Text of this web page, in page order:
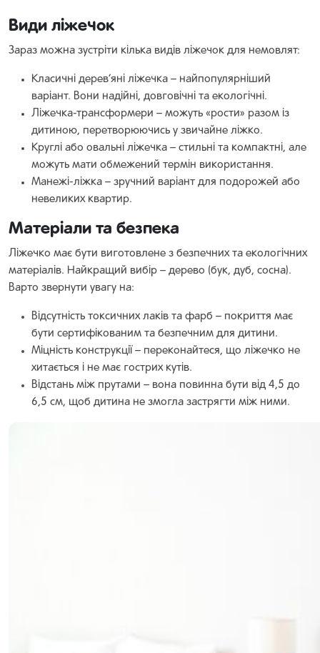
Види ліжечок
Зараз можна зустріти кілька видів ліжечок для немовлят:
Класичні дерев’яні ліжечка – найпопулярніший
варіант. Вони надійні, довговічні та екологічні.
Ліжечка-трансформери – можуть «рости» разом із
дитиною, перетворюючись у звичайне ліжко.
Круглі або овальні ліжечка – стильні та компактні, але
можуть мати обмежений термін використання.
Манежі-ліжка – зручний варіант для подорожей або
невеликих квартир.
Матеріали та безпека
Ліжечко має бути виготовлене з безпечних та екологічних
матеріалів. Найкращий вибір – дерево (бук, дуб, сосна).
Варто звернути увагу на:
Відсутність токсичних лаків та фарб – покриття має
бути сертифікованим та безпечним для дитини.
Міцність конструкції – переконайтеся, що ліжечко не
хитається і не має гострих кутів.
Відстань між прутами – вона повинна бути від 4,5 до
6,5 см, щоб дитина не змогла застрягти між ними.